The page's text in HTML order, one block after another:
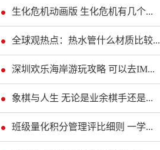
生化危机动画版 生化危机有几个...
全球观热点：热水管什么材质比较...
深圳欢乐海岸游玩攻略 可以去IM...
象棋与人生 无论是业余棋手还是...
班级量化积分管理评比细则 一学...